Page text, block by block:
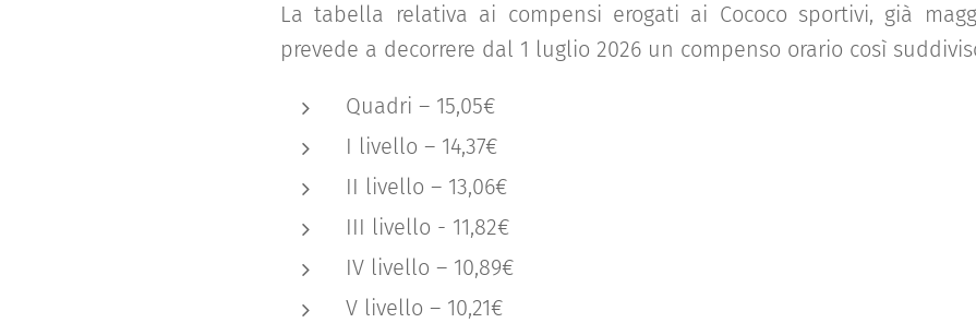
La tabella relativa ai compensi erogati ai Cococo sportivi, già
prevede a decorrere dal 1 luglio 2026 un compenso orario così
Quadri – 15,05€
I livello – 14,37€
II livello – 13,06€
III livello - 11,82€
IV livello – 10,89€
V livello – 10,21€